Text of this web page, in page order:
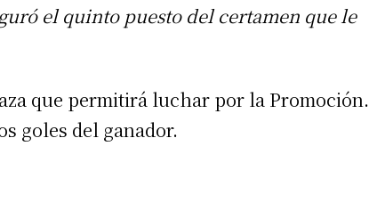
el quinto puesto del certamen que le
que permitirá luchar por la Promoción.
goles del ganador.